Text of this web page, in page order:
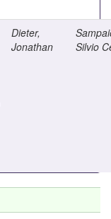
Dieter,
Jonathan
Silvio